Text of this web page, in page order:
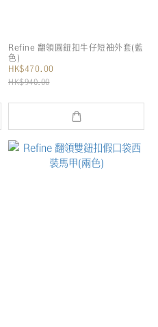
Refine 翻領圓鈕扣牛仔短袖外套(藍
色)
HK$470.00
HK$940.00